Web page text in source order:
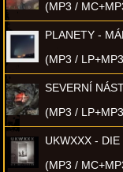
(MP3 /
PLANETY -
(MP3 /
SEVERNÍ
(MP3 /
UKWXXX -
(MP3 /